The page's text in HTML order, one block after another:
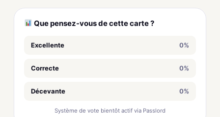
Que pensez-vous de cette carte ?
Excellente 0%
Correcte 0%
Décevante 0%
Système de vote bientôt actif via Passlord